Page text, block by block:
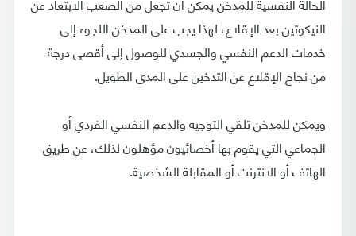
النيكوتين بعد الإقلاع، لهذا يجب على المدخن اللجوء إلى
خدمات الدعم النفسي والجسدي للوصول إلى أقصى درجة
من نجاح الإقلاع عن التدخين على المدى الطويل.
ويمكن للمدخن تلقي التوجيه والدعم النفسي الفردي أو
الجماعي التي يقوم بها أخصائيون مؤهلون لذلك، عن طريق
الهاتف أو الانترنت أو المقابلة الشخصية.